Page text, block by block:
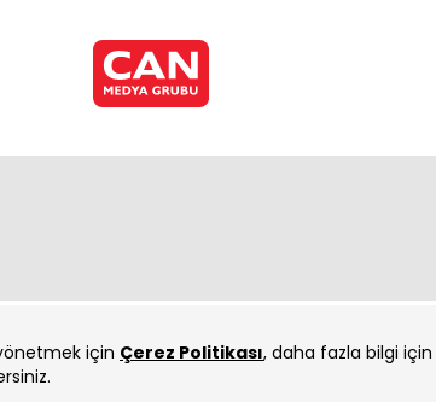
için Çerez Politikası, daha fazla bilgi için